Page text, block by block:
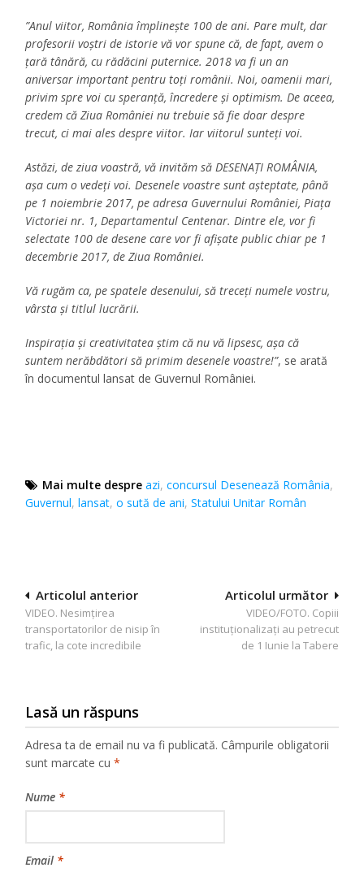
”Anul viitor, România împlinește 100 de ani. Pare mult, dar
profesorii voștri de istorie vă vor spune că, de fapt, avem o
țară tânără, cu rădăcini puternice. 2018 va fi un an
aniversar important pentru toți românii. Noi, oamenii mari,
privim spre voi cu speranță, încredere și optimism. De aceea,
credem că Ziua României nu trebuie să fie doar despre
trecut, ci mai ales despre viitor. Iar viitorul sunteți voi.
Astăzi, de ziua voastră, vă invităm să DESENAȚI ROMÂNIA,
așa cum o vedeți voi. Desenele voastre sunt așteptate, până
pe 1 noiembrie 2017, pe adresa Guvernului României, Piața
Victoriei nr. 1, Departamentul Centenar. Dintre ele, vor fi
selectate 100 de desene care vor fi afișate public chiar pe 1
decembrie 2017, de Ziua României.
Vă rugăm ca, pe spatele desenului, să treceți numele vostru,
vârsta și titlul lucrării.
Inspirația și creativitatea știm că nu vă lipsesc, așa că
suntem nerăbdători să primim desenele voastre!”, se arată
în documentul lansat de Guvernul României.
Mai multe despre azi,concursul Desenează România,
Guvernul,lansat,o sută de ani,Statului Unitar Român
Navigare
în
articole
Articolul următor
VIDEO/FOTO. Copiii
instituționalizați au petrecut
de 1 Iunie la Tabere
Articolul anterior
VIDEO. Nesimțirea
transportatorilor de nisip în
trafic, la cote incredibile
Lasă un răspuns
Adresa ta de email nu va fi publicată. Câmpurile obligatorii
sunt marcate cu*
Nume *
Email *